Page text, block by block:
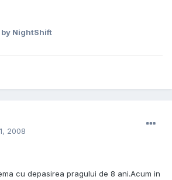
by NightShift
2008
cu depasirea pragului de 8 ani.Acum in